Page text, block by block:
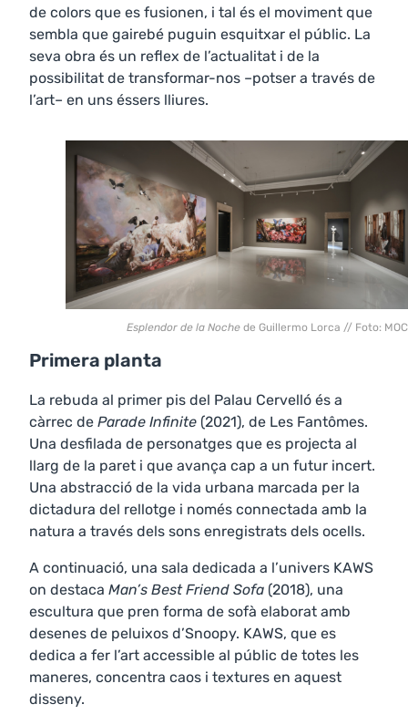
de colors que es fusionen, i tal és el moviment que
sembla que gairebé puguin esquitxar el públic. La
seva obra és un reflex de l’actualitat i de la
possibilitat de transformar-nos –potser a través de
l’art– en uns éssers lliures.
Esplendor de la Noche de Guillermo Lorca // Foto:
Primera planta
La rebuda al primer pis del Palau Cervelló és a
càrrec de Parade Infinite (2021), de Les Fantômes.
Una desfilada de personatges que es projecta al
llarg de la paret i que avança cap a un futur incert.
Una abstracció de la vida urbana marcada per la
dictadura del rellotge i només connectada amb la
natura a través dels sons enregistrats dels ocells.
A continuació, una sala dedicada a l’univers KAWS
on destaca Man’s Best Friend Sofa (2018), una
escultura que pren forma de sofà elaborat amb
desenes de peluixos d’Snoopy. KAWS, que es
dedica a fer l’art accessible al públic de totes les
maneres, concentra caos i textures en aquest
disseny.